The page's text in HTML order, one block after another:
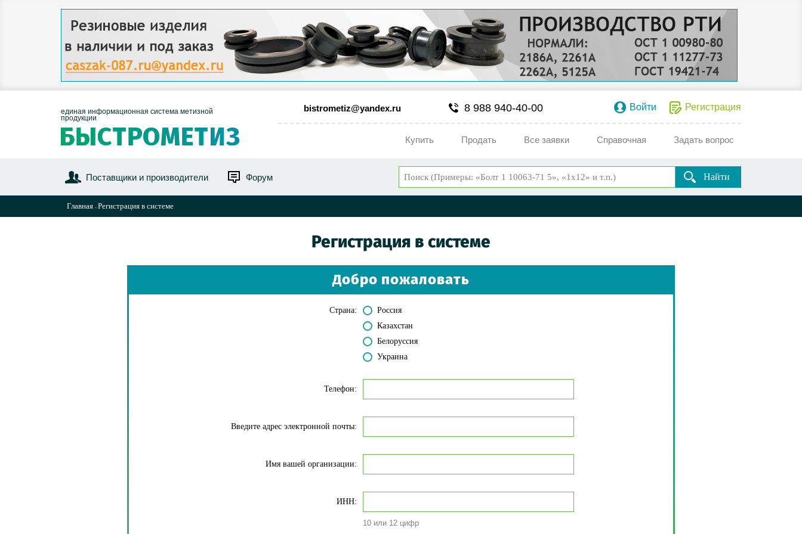
единая информационная система метизной
продукции
bistrometiz@yandex.ru 8 988 940-40-00 Войти Регистрация
Купить Продать Все заявки Справочная Задать вопрос
Поставщики и производители Форум Найти
Главная Регистрация в системе
Регистрация в системе
Добро пожаловать
Страна:
Россия
Казахстан
Белоруссия
Украина
Телефон:
Введите адрес электронной почты:
Имя вашей организации:
ИНН:
10 или 12 цифр